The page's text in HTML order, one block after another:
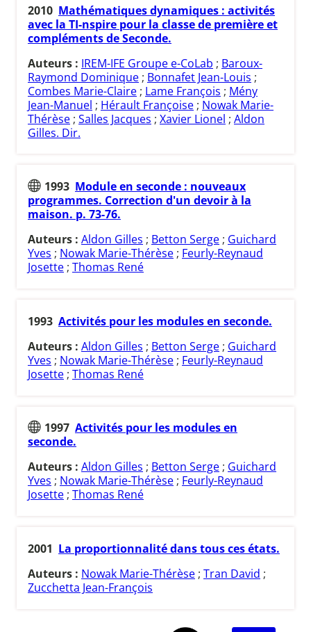
2010 Mathématiques dynamiques : activités
avec la TI-nspire pour la classe de première et
compléments de Seconde.
Auteurs : IREM-IFE Groupe e-CoLab ; Baroux-
Raymond Dominique ; Bonnafet Jean-Louis ;
Combes Marie-Claire ; Lame François ; Mény
Jean-Manuel ; Hérault Françoise ; Nowak Marie-
Thérèse ; Salles Jacques ; Xavier Lionel ; Aldon
Gilles. Dir.
1993 Module en seconde : nouveaux
programmes. Correction d'un devoir à la
maison. p. 73-76.
Auteurs : Aldon Gilles ; Betton Serge ; Guichard
Yves ; Nowak Marie-Thérèse ; Feurly-Reynaud
Josette ; Thomas René
1993 Activités pour les modules en seconde.
Auteurs : Aldon Gilles ; Betton Serge ; Guichard
Yves ; Nowak Marie-Thérèse ; Feurly-Reynaud
Josette ; Thomas René
1997 Activités pour les modules en
seconde.
Auteurs : Aldon Gilles ; Betton Serge ; Guichard
Yves ; Nowak Marie-Thérèse ; Feurly-Reynaud
Josette ; Thomas René
2001 La proportionnalité dans tous ces états.
Auteurs : Nowak Marie-Thérèse ; Tran David ;
Zucchetta Jean-François